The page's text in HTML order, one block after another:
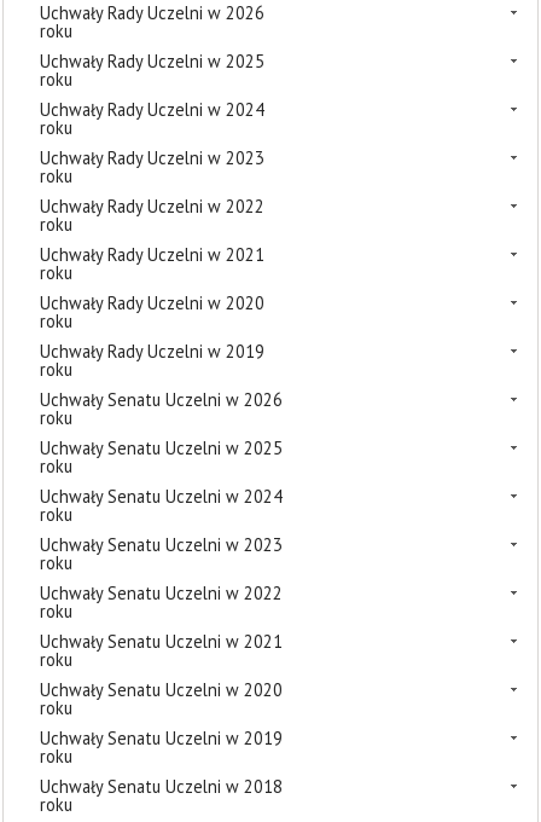
Uchwały Rady Uczelni w 2026
roku
Uchwały Rady Uczelni w 2025
roku
Uchwały Rady Uczelni w 2024
roku
Uchwały Rady Uczelni w 2023
roku
Uchwały Rady Uczelni w 2022
roku
Uchwały Rady Uczelni w 2021
roku
Uchwały Rady Uczelni w 2020
roku
Uchwały Rady Uczelni w 2019
roku
Uchwały Senatu Uczelni w 2026
roku
Uchwały Senatu Uczelni w 2025
roku
Uchwały Senatu Uczelni w 2024
roku
Uchwały Senatu Uczelni w 2023
roku
Uchwały Senatu Uczelni w 2022
roku
Uchwały Senatu Uczelni w 2021
roku
Uchwały Senatu Uczelni w 2020
roku
Uchwały Senatu Uczelni w 2019
roku
Uchwały Senatu Uczelni w 2018
roku